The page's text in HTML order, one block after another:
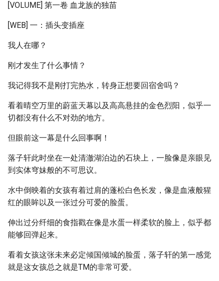
[VOLUME] 第一卷 血龙族的独苗
[WEB] 一：插头变插座
我人在哪？
刚才发生了什么事情？
我记得我不是刚打完热水，转身正想要回宿舍吗？
看着晴空万里的蔚蓝天幕以及高高悬挂的金色烈阳，似乎一
切都没有什么不对劲的地方。
但眼前这一幕是什么回事啊！
落子轩此时坐在一处清澈湖泊边的石块上，一脸像是亲眼见
到实体穹妹般的不可思议。
水中倒映着的女孩有着过肩的蓬松白色长发，像是血液般猩
红的眼眸以及一张过分可爱的脸蛋。
伸出过分纤细的食指戳在像是水蛋一样柔软的脸上，似乎都
能够回弹起来。
看着女孩这张未来必定倾国倾城的脸蛋，落子轩的第一感觉
就是这女孩总之就是TM的非常可爱。